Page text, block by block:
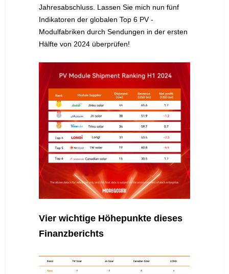
Jahresabschluss. Lassen Sie mich nun fünf
Indikatoren der globalen Top 6 PV -
Modulfabriken durch Sendungen in der ersten
Hälfte von 2024 überprüfen!
Vier wichtige Höhepunkte dieses
Finanzberichts